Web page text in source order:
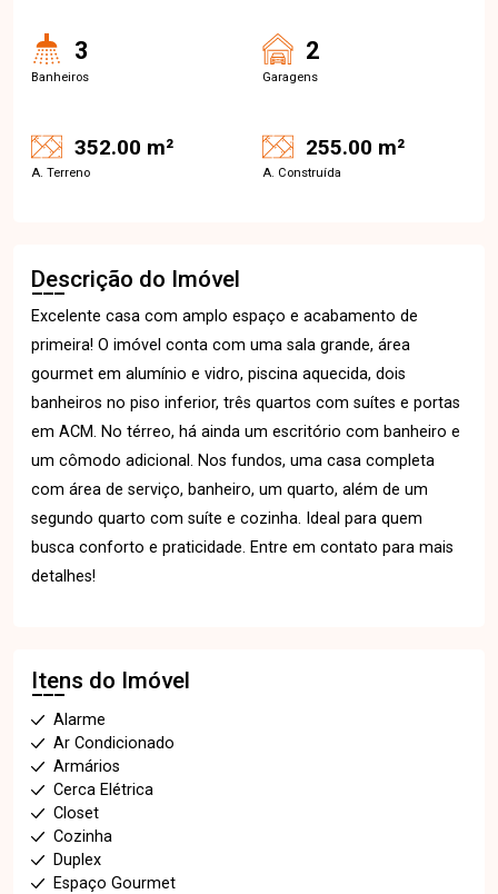
3
Banheiros
2
Garagens
352.00 m²
A. Terreno
255.00 m²
A. Construída
Descrição do Imóvel
Excelente casa com amplo espaço e acabamento de
primeira! O imóvel conta com uma sala grande, área
gourmet em alumínio e vidro, piscina aquecida, dois
banheiros no piso inferior, três quartos com suítes e portas
em ACM. No térreo, há ainda um escritório com banheiro e
um cômodo adicional. Nos fundos, uma casa completa
com área de serviço, banheiro, um quarto, além de um
segundo quarto com suíte e cozinha. Ideal para quem
busca conforto e praticidade. Entre em contato para mais
detalhes!
Itens do Imóvel
Alarme
Ar Condicionado
Armários
Cerca Elétrica
Closet
Cozinha
Duplex
Espaço Gourmet